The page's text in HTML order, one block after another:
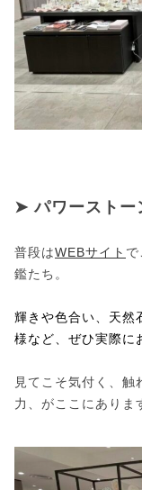
➤ パワーストー
普段はWEBサイト
鑑たち。
輝きや色合い、天然
様など、ぜひ実際に
見てこそ気付く、
力、がここにありま